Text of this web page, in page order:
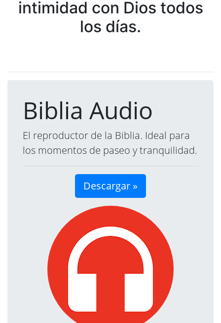
intimidad con Dios todos
los días.
Biblia Audio
El reproductor de la Biblia. Ideal para
los momentos de paseo y tranquilidad.
Descargar »